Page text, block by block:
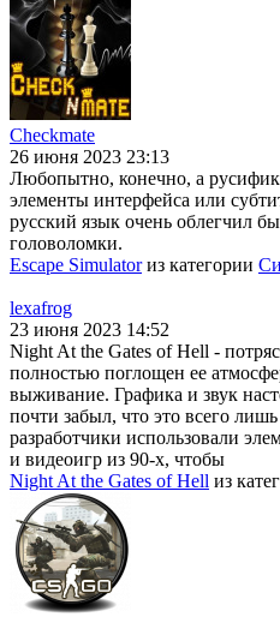
Checkmate
26 июня 2023 23:13
Любопытно, конечно, а
элементы интерфейса или
русский язык очень облегчил
головоломки.
Escape Simulatorиз категории
lexafrog
23 июня 2023 14:52
Night At the Gates of Hell -
полностью поглощен ее
выживание. Графика и звук
почти забыл, что это всего
разработчики использовали
и видеоигр из 90-х, чтобы
Night At the Gates of Hell из